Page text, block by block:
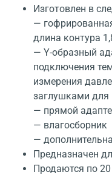
Изготовлен в
—
длина контура
— Y-образный
подключения
измерения
заглушками для
— прямой
— влагосборник
—
Предназначен
Продаются по